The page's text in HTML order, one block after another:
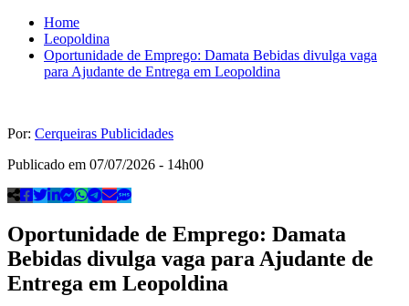
Home
Leopoldina
Oportunidade de Emprego: Damata Bebidas divulga vaga
para Ajudante de Entrega em Leopoldina
Por: Cerqueiras Publicidades
Publicado em 07/07/2026 - 14h00
Oportunidade de Emprego: Damata
Bebidas divulga vaga para Ajudante de
Entrega em Leopoldina